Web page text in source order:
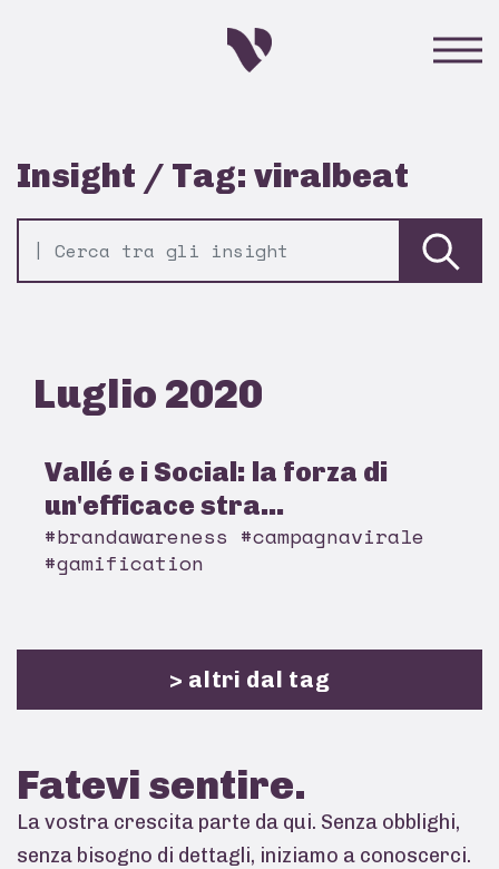
Insight / Tag: viralbeat
Luglio 2020
Vallé e i Social: la forza di
un'efficace stra...
#brandawareness #campagnavirale
#gamification
> altri dal tag
Fatevi sentire.
La vostra crescita parte da qui. Senza obblighi,
senza bisogno di dettagli, iniziamo a conoscerci.